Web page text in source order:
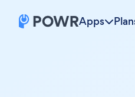
Apps